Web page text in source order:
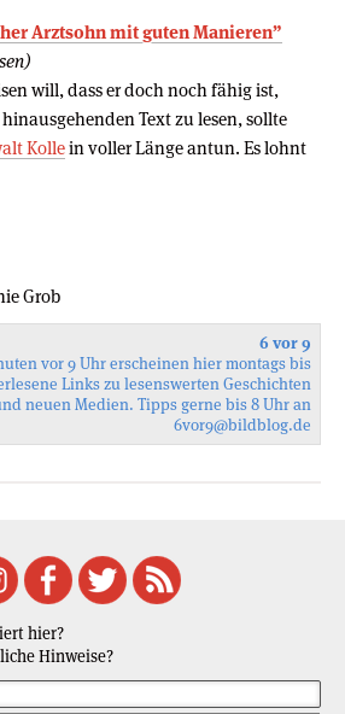
Arztsohn mit guten Manieren”
will, dass er doch noch fähig ist,
Text zu lesen, sollte
Kollein voller Länge antun. Es lohnt
Grob
6 vor 9
vor 9 Uhr erscheinen hier montags bis
Links zu lesenswerten Geschichten
neuen Medien. Tipps gerne bis 8 Uhr an
6vor9@bildblog.de
hier?
Hinweise?